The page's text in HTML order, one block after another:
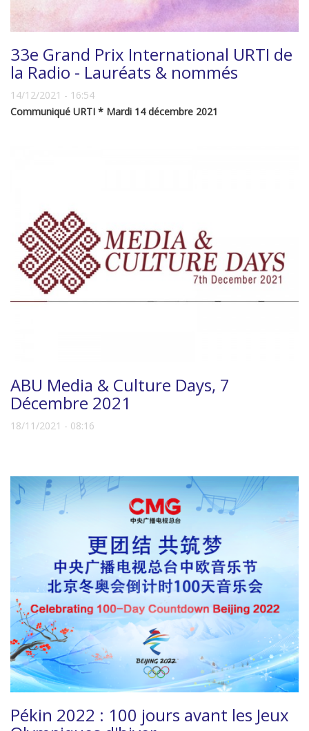
33e Grand Prix International URTI de
la Radio - Lauréats & nommés
14/12/2021 - 16:54
Communiqué URTI * Mardi 14 décembre 2021
ABU Media & Culture Days, 7
Décembre 2021
18/11/2021 - 08:16
Pékin 2022 : 100 jours avant les Jeux